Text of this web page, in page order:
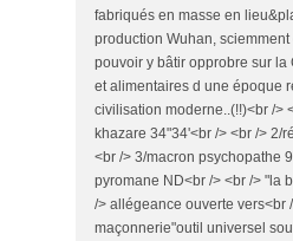
fabriqués en masse en
production Wuhan,
pouvoir y bâtir opprobre sur
et alimentaires d une époque
civilisation moderne..(!!)<br />
khazare 34"34'<br /> <br /> 2/
<br /> 3/macron psychopathe
pyromane ND<br /> <br /> "la
/> allégeance ouverte vers<br
maçonnerie"outil universel